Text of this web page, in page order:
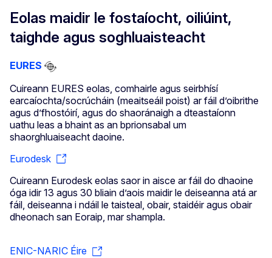
Eolas maidir le fostaíocht, oiliúint,
taighde agus soghluaisteacht
EURES
Cuireann EURES eolas, comhairle agus seirbhísí
earcaíochta/socrúcháin (meaitseáil poist) ar fáil d’oibrithe
agus d’fhostóirí, agus do shaoránaigh a dteastaíonn
uathu leas a bhaint as an bprionsabal um
shaorghluaiseacht daoine.
Eurodesk
Cuireann Eurodesk eolas saor in aisce ar fáil do dhaoine
óga idir 13 agus 30 bliain d’aois maidir le deiseanna atá ar
fáil, deiseanna i ndáil le taisteal, obair, staidéir agus obair
dheonach san Eoraip, mar shampla.
ENIC-NARIC Éire